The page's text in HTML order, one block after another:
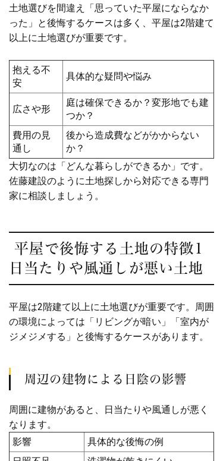
土地選びを間違え「思っていた平屋にならなか
った」と後悔するケースは多く、平屋は2階建て
以上に土地選びが重要です。
抱える不
安
具体的な疑問や悩み
広さや形
庭は確保できるか？変形地でも建
つか？
費用の見
通し
後から造成費などがかからない
か？
大切なのは「どんな暮らしができるか」です。
佐藤建設のように土地探しから対応できる専門
家に相談しましょう。
平屋で後悔する土地の特徴1
日当たりや風通しが悪い土地
平屋は2階建て以上に土地選びが重要です。周囲
の環境によっては「リビングが暗い」「室内が
ジメジメする」と後悔するケースがあります。
周辺の建物による日陰の影響
周囲に建物があると、日当たりや風通しが悪く
なります。
影響
具体的な後悔の例